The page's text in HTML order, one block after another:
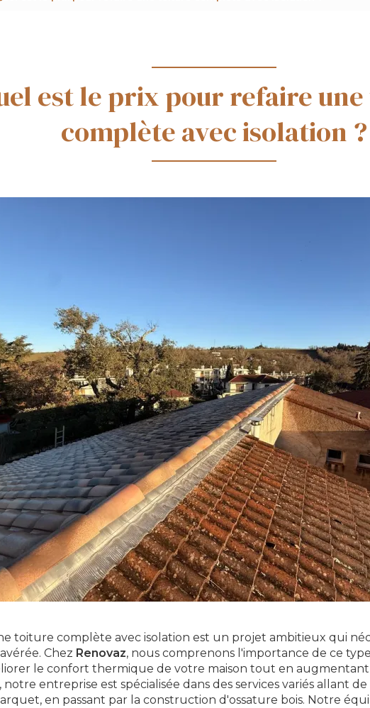
est le prix pour refaire
complète avec isolation ?
toiture complète avec isolation est un projet ambitieux qui
Chez Renovaz, nous comprenons l'importance de ce
le confort thermique de votre maison tout en augmentant
, notre entreprise est spécialisée dans des services variés allant
en passant par la construction d'ossature bois. Notre